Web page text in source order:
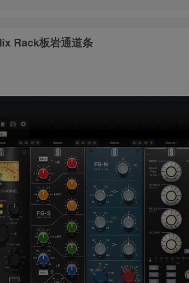
Rack板岩通道条
验。
驱动免费满速在线下载，若您在安装过程中遇到困难，可付